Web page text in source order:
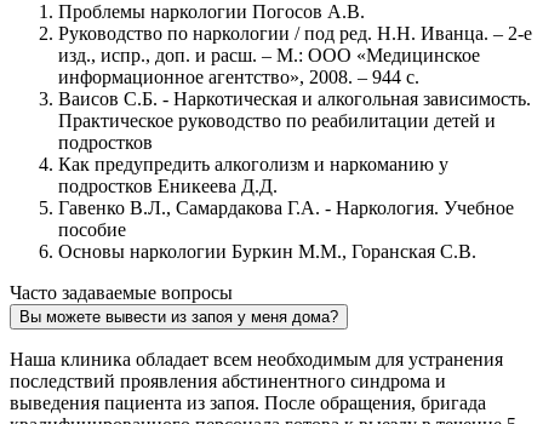
Проблемы наркологии Погосов А.В.
Руководство по наркологии / под ред. Н.Н. Иванца. – 2-е
изд., испр., доп. и расш. – М.: ООО «Медицинское
информационное агентство», 2008. – 944 с.
Ваисов С.Б. - Наркотическая и алкогольная зависимость.
Практическое руководство по реабилитации детей и
подростков
Как предупредить алкоголизм и наркоманию у
подростков Еникеева Д.Д.
Гавенко В.Л., Самардакова Г.А. - Наркология. Учебное
пособие
Основы наркологии Буркин М.М., Горанская С.В.
Часто задаваемые вопросы
Вы можете вывести из запоя у меня дома?
Наша клиника обладает всем необходимым для устранения
последствий проявления абстинентного синдрома и
выведения пациента из запоя. После обращения, бригада